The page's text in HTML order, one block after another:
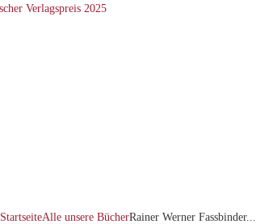
StartseiteAlle unsere BücherRainer Werner Fassbinder...